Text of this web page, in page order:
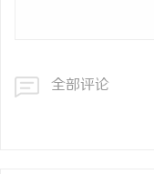
全部评论